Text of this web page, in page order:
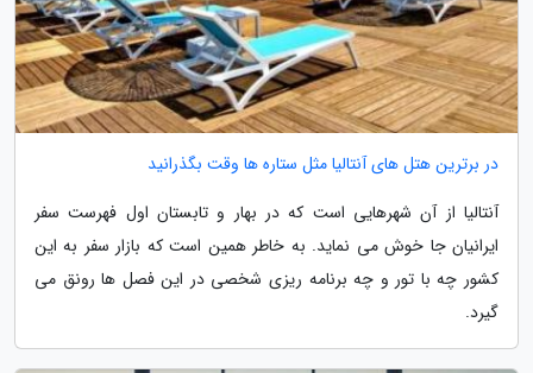
در برترین هتل های آنتالیا مثل ستاره ها وقت بگذرانید
آنتالیا از آن شهرهایی است که در بهار و تابستان اول فهرست سفر
ایرانیان جا خوش می نماید. به خاطر همین است که بازار سفر به این
کشور چه با تور و چه برنامه ریزی شخصی در این فصل ها رونق می
گیرد.